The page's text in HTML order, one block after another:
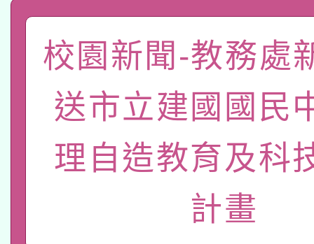
薪期間赴陸應申請許可
轉知經濟部水利署委託
業技術研究院辦理「
用水績優單位及節水達
115年8月22日(星期六
桃園市孔廟祈福系列
開 智慧啟航」
2026年桃園地景藝術
「2026桃園藝術巡演
關事宜
轉知教育部國民及學前
國立臺灣師範大學辦
函轉國家教育研究院
原住民族教育政策研討
科技賦能─人工智慧
校園新聞-教務處
送市立建國國民
理自造教育及科
計畫